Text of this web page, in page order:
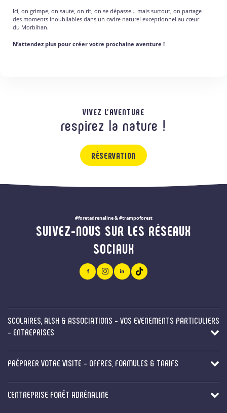
Ici, on grimpe, on saute, on rit, on se dépasse… mais surtout, on partage
des moments inoubliables dans un cadre naturel exceptionnel au cœur
du Morbihan.
N’attendez plus pour créer votre prochaine aventure !
VIVEZ L'AVENTURE
respirez la nature !
RÉSERVATION
#foretadrenaline & #trampoforest
SUIVEZ-NOUS SUR LES RÉSEAUX
SOCIAUX
SCOLAIRES, ALSH & ASSOCIATIONS - VOS EVENEMENTS PARTICULIERS
- ENTREPRISES
PRÉPARER VOTRE VISITE - OFFRES, FORMULES & TARIFS
L'ENTREPRISE FORÊT ADRÉNALINE